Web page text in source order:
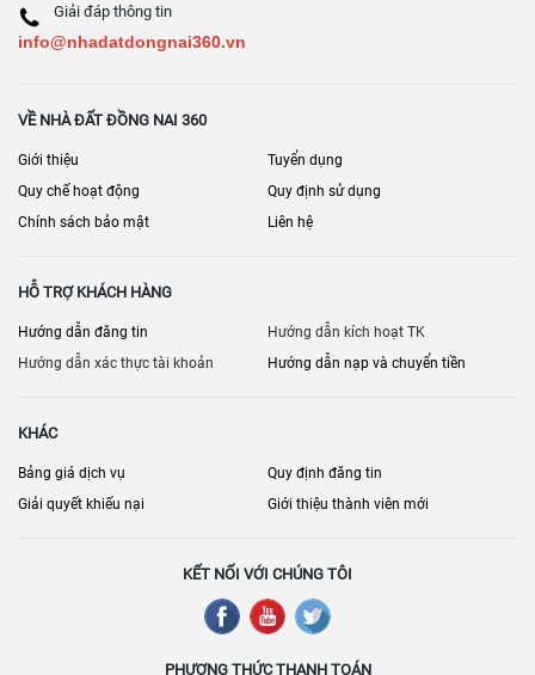
Giải đáp thông tin
info@nhadatdongnai360.vn
VỀ NHÀ ĐẤT ĐỒNG NAI 360
Giới thiệu
Tuyển dụng
Quy chế hoạt động
Quy định sử dụng
Chính sách bảo mật
Liên hệ
HỖ TRỢ KHÁCH HÀNG
Hướng dẫn đăng tin
Hướng dẫn kích hoạt TK
Hướng dẫn xác thực tài khoản
Hướng dẫn nạp và chuyển tiền
KHÁC
Bảng giá dịch vụ
Quy định đăng tin
Giải quyết khiếu nại
Giới thiệu thành viên mới
KẾT NỐI VỚI CHÚNG TÔI
PHƯƠNG THỨC THANH TOÁN